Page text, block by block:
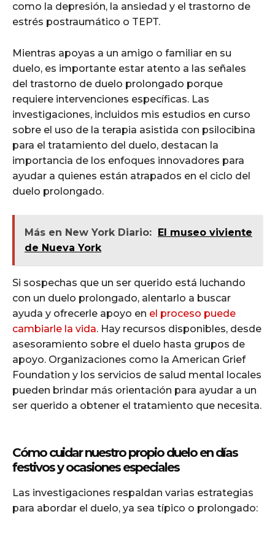
como la depresión, la ansiedad y el trastorno de
estrés postraumático o TEPT.
Mientras apoyas a un amigo o familiar en su
duelo, es importante estar atento a las señales
del trastorno de duelo prolongado porque
requiere intervenciones específicas. Las
investigaciones, incluidos mis estudios en curso
sobre el uso de la terapia asistida con psilocibina
para el tratamiento del duelo, destacan la
importancia de los enfoques innovadores para
ayudar a quienes están atrapados en el ciclo del
duelo prolongado.
Más en New York Diario: El museo viviente
de Nueva York
Si sospechas que un ser querido está luchando
con un duelo prolongado, alentarlo a buscar
ayuda y ofrecerle apoyo en el proceso puede
cambiarle la vida. Hay recursos disponibles, desde
asesoramiento sobre el duelo hasta grupos de
apoyo. Organizaciones como la American Grief
Foundation y los servicios de salud mental locales
pueden brindar más orientación para ayudar a un
ser querido a obtener el tratamiento que necesita.
Cómo cuidar nuestro propio duelo en días
festivos y ocasiones especiales
Las investigaciones respaldan varias estrategias
para abordar el duelo, ya sea típico o prolongado: